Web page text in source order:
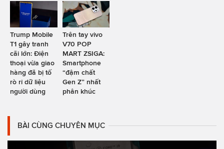
Trump Mobile
T1 gây tranh
cãi lớn: Điện
thoại vừa giao
hàng đã bị tố
rò rỉ dữ liệu
người dùng
Trên tay vivo
V70 POP
MART ZSIGA:
Smartphone
“đậm chất
Gen Z” nhất
phân khúc
BÀI CÙNG CHUYÊN MỤC